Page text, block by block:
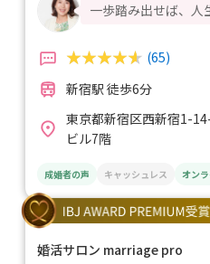
一歩踏み出せば、人
(65)
新宿駅 徒歩6分
東京都新宿区西新宿1-
ビル7階
成婚者の声 キャッシュレス オン
婚活サロン marriage pro